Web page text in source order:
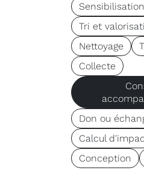
Sensibilisation
Tri et
Nettoyage
Collecte
Don ou
Calcul
Conception